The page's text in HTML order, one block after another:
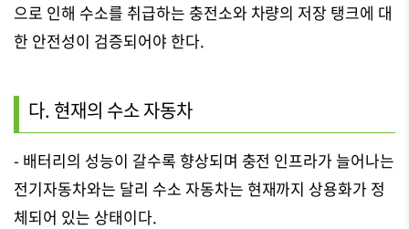
으로 인해 수소를 취급하는 충전소와 차량의 저장 탱크에 대
한 안전성이 검증되어야 한다.
다. 현재의 수소 자동차
- 배터리의 성능이 갈수록 향상되며 충전 인프라가 늘어나는
전기자동차와는 달리 수소 자동차는 현재까지 상용화가 정
체되어 있는 상태이다.